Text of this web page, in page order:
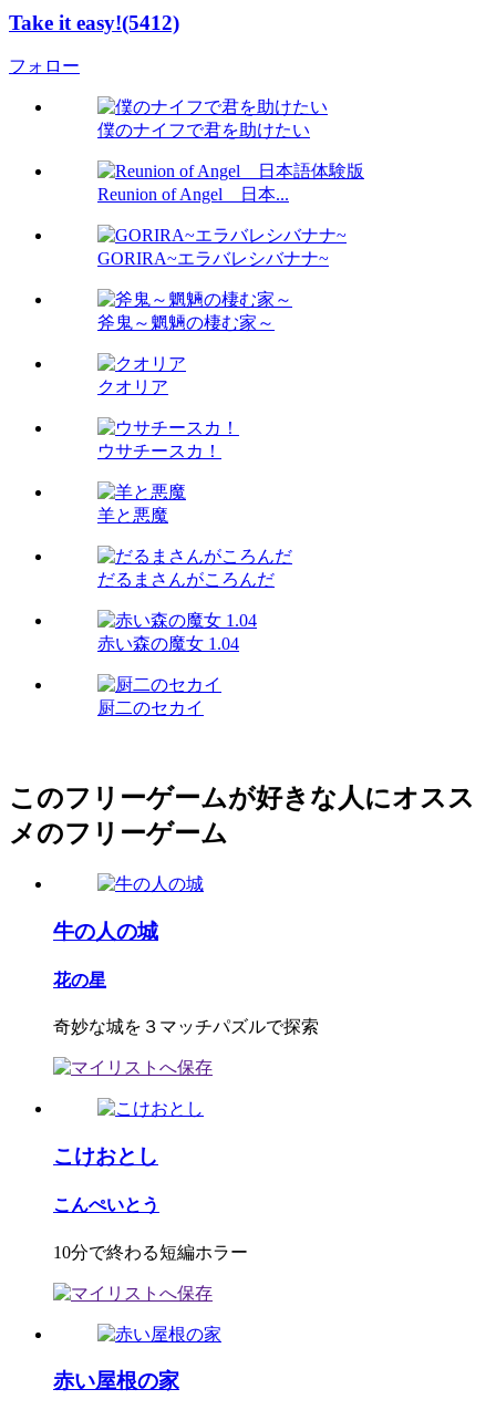
Take it easy!(5412)
フォロー
僕のナイフで君を助けたい
Reunion of Angel 日本...
GORIRA~エラバレシバナナ~
斧鬼～魍魎の棲む家～
クオリア
ウサチースカ！
羊と悪魔
だるまさんがころんだ
赤い森の魔女 1.04
厨二のセカイ
このフリーゲームが好きな人にオスス
メのフリーゲーム
牛の人の城
花の星
奇妙な城を３マッチパズルで探索
こけおとし
こんぺいとう
10分で終わる短編ホラー
赤い屋根の家